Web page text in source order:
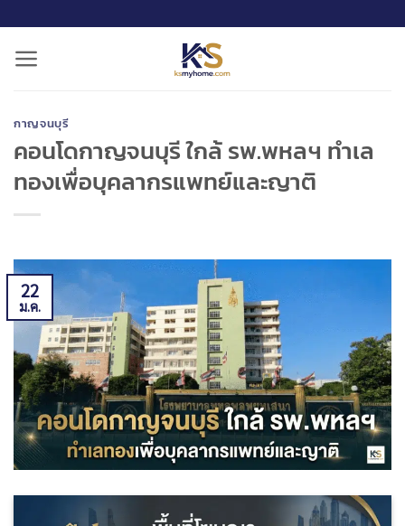
กาญจนบุรี
คอนโดกาญจนบุรี ใกล้ รพ.พหลฯ ทำเล
ทองเพื่อบุคลากรแพทย์และญาติ
22
ม.ค.